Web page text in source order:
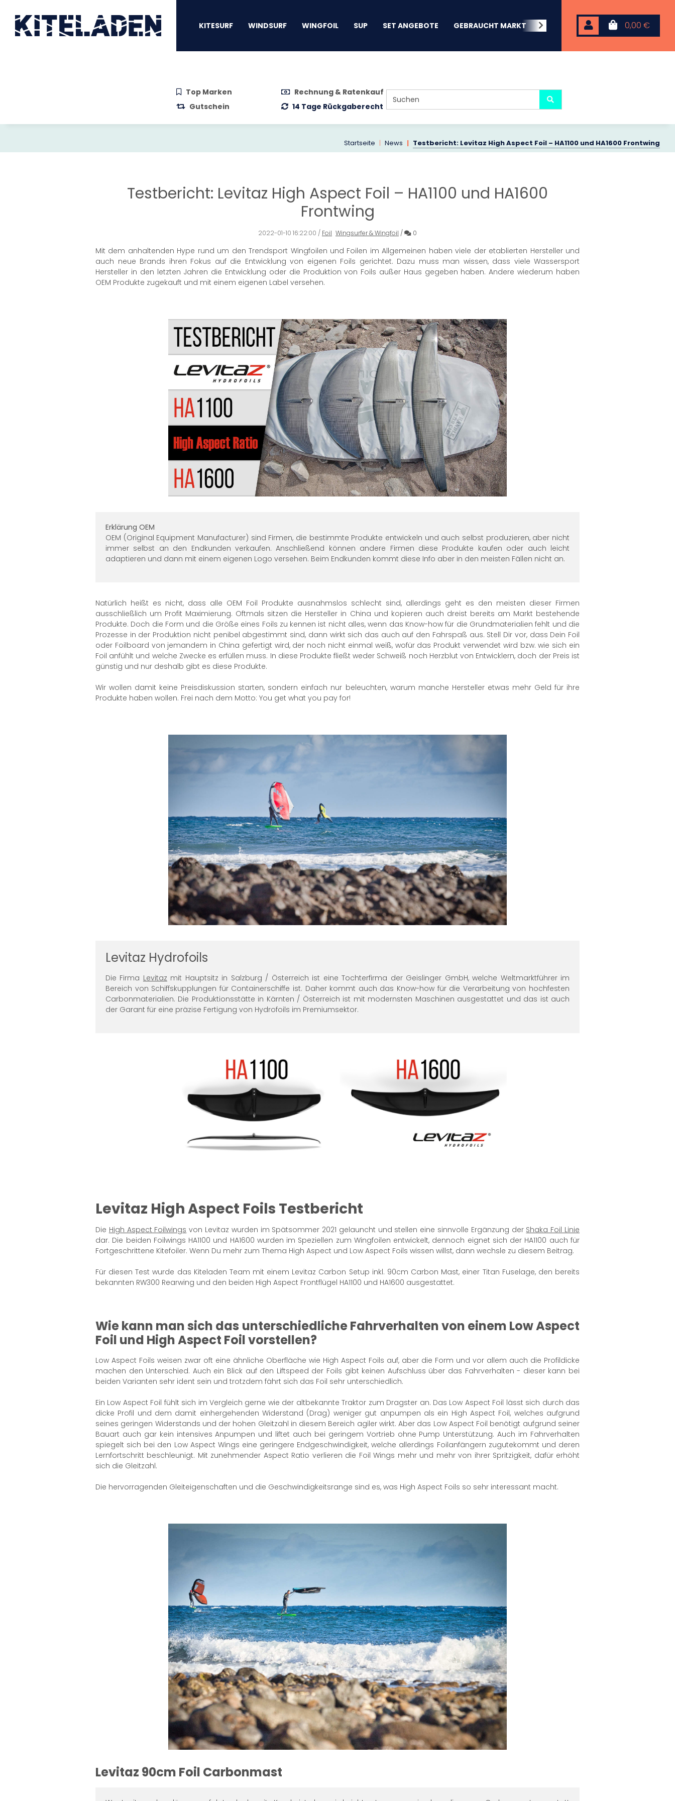
0,00 €
KITESURF WINDSURF WINGFOIL SUP SET ANGEBOTE GEBRAUCHT MARKT BEACHWEAR NEOPREN
Top Marken
Rechnung & Ratenkauf
Gutschein
14 Tage Rückgaberecht
Startseite News Testbericht: Levitaz High Aspect Foil – HA1100 und HA1600 Frontwing
Testbericht: Levitaz High Aspect Foil – HA1100 und HA1600
Frontwing
2022-01-10 16:22:00 / Foil Wingsurfer & Wingfoil / Kommentare
0
Mit dem anhaltenden Hype rund um den Trendsport Wingfoilen und Foilen im Allgemeinen haben viele der etablierten Hersteller und
auch neue Brands ihren Fokus auf die Entwicklung von eigenen Foils gerichtet. Dazu muss man wissen, dass viele Wassersport
Hersteller in den letzten Jahren die Entwicklung oder die Produktion von Foils außer Haus gegeben haben. Andere wiederum haben
OEM Produkte zugekauft und mit einem eigenen Label versehen.
Erklärung OEM
OEM (Original Equipment Manufacturer) sind Firmen, die bestimmte Produkte entwickeln und auch selbst produzieren, aber nicht
immer selbst an den Endkunden verkaufen. Anschließend können andere Firmen diese Produkte kaufen oder auch leicht
adaptieren und dann mit einem eigenen Logo versehen. Beim Endkunden kommt diese Info aber in den meisten Fällen nicht an.
Natürlich heißt es nicht, dass alle OEM Foil Produkte ausnahmslos schlecht sind, allerdings geht es den meisten dieser Firmen
ausschließlich um Profit Maximierung. Oftmals sitzen die Hersteller in China und kopieren auch dreist bereits am Markt bestehende
Produkte. Doch die Form und die Größe eines Foils zu kennen ist nicht alles, wenn das Know-how für die Grundmaterialien fehlt und die
Prozesse in der Produktion nicht penibel abgestimmt sind, dann wirkt sich das auch auf den Fahrspaß aus. Stell Dir vor, dass Dein Foil
oder Foilboard von jemandem in China gefertigt wird, der noch nicht einmal weiß, wofür das Produkt verwendet wird bzw. wie sich ein
Foil anfühlt und welche Zwecke es erfüllen muss. In diese Produkte fließt weder Schweiß noch Herzblut von Entwicklern, doch der Preis ist
günstig und nur deshalb gibt es diese Produkte.
Wir wollen damit keine Preisdiskussion starten, sondern einfach nur beleuchten, warum manche Hersteller etwas mehr Geld für ihre
Produkte haben wollen. Frei nach dem Motto: You get what you pay for!
Levitaz Hydrofoils
Die Firma Levitaz mit Hauptsitz in Salzburg / Österreich ist eine Tochterfirma der Geislinger GmbH, welche Weltmarktführer im
Bereich von Schiffskupplungen für Containerschiffe ist. Daher kommt auch das Know-how für die Verarbeitung von hochfesten
Carbonmaterialien. Die Produktionsstätte in Kärnten / Österreich ist mit modernsten Maschinen ausgestattet und das ist auch
der Garant für eine präzise Fertigung von Hydrofoils im Premiumsektor.
Levitaz High Aspect Foils Testbericht
Die High Aspect Foilwings von Levitaz wurden im Spätsommer 2021 gelauncht und stellen eine sinnvolle Ergänzung der Shaka Foil Linie
dar. Die beiden Foilwings HA1100 und HA1600 wurden im Speziellen zum Wingfoilen entwickelt, dennoch eignet sich der HA1100 auch für
Fortgeschrittene Kitefoiler. Wenn Du mehr zum Thema High Aspect und Low Aspect Foils wissen willst, dann wechsle zu diesem Beitrag.
Für diesen Test wurde das Kiteladen Team mit einem Levitaz Carbon Setup inkl. 90cm Carbon Mast, einer Titan Fuselage, den bereits
bekannten RW300 Rearwing und den beiden High Aspect Frontflügel HA1100 und HA1600 ausgestattet.
Wie kann man sich das unterschiedliche Fahrverhalten von einem Low Aspect
Foil und High Aspect Foil vorstellen?
Low Aspect Foils weisen zwar oft eine ähnliche Oberfläche wie High Aspect Foils auf, aber die Form und vor allem auch die Profildicke
machen den Unterschied. Auch ein Blick auf den Liftspeed der Foils gibt keinen Aufschluss über das Fahrverhalten - dieser kann bei
beiden Varianten sehr ident sein und trotzdem fährt sich das Foil sehr unterschiedlich.
Ein Low Aspect Foil fühlt sich im Vergleich gerne wie der altbekannte Traktor zum Dragster an. Das Low Aspect Foil lässt sich durch das
dicke Profil und dem damit einhergehenden Widerstand (Drag) weniger gut anpumpen als ein High Aspect Foil, welches aufgrund
seines geringen Widerstands und der hohen Gleitzahl in diesem Bereich agiler wirkt. Aber das Low Aspect Foil benötigt aufgrund seiner
Bauart auch gar kein intensives Anpumpen und liftet auch bei geringem Vortrieb ohne Pump Unterstützung. Auch im Fahrverhalten
spiegelt sich bei den Low Aspect Wings eine geringere Endgeschwindigkeit, welche allerdings Foilanfängern zugutekommt und deren
Lernfortschritt beschleunigt. Mit zunehmender Aspect Ratio verlieren die Foil Wings mehr und mehr von ihrer Spritzigkeit, dafür erhöht
sich die Gleitzahl.
Die hervorragenden Gleiteigenschaften und die Geschwindigkeitsrange sind es, was High Aspect Foils so sehr interessant macht.
Levitaz 90cm Foil Carbonmast